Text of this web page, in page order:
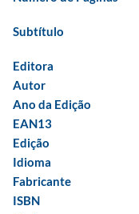
Subtítulo
Editora
Autor
Ano da Edição
EAN13
Edição
Idioma
Fabricante
ISBN